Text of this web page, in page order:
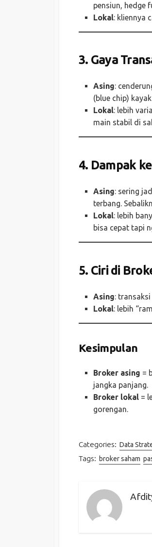
pensiun, hedge
Lokal: kliennya
3. Gaya
Asing:
(blue chip)
Lokal: lebih
main stabil di
4. Dampak
Asing: sering
terbang.
Lokal: lebih
bisa cepat tapi
5. Ciri di
Asing:
Lokal: lebih
Kesimpulan
Broker asing =
jangka panjang.
Broker lokal =
gorengan.
Categories: Data
Tags: broker saham